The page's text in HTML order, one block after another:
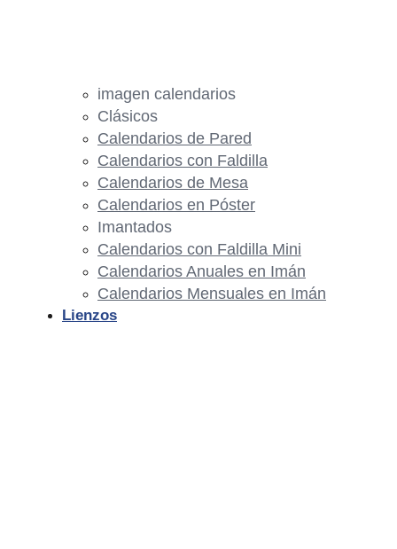
imagen calendarios
Clásicos
Calendarios de Pared
Calendarios con Faldilla
Calendarios de Mesa
Calendarios en Póster
Imantados
Calendarios con Faldilla Mini
Calendarios Anuales en Imán
Calendarios Mensuales en Imán
Lienzos